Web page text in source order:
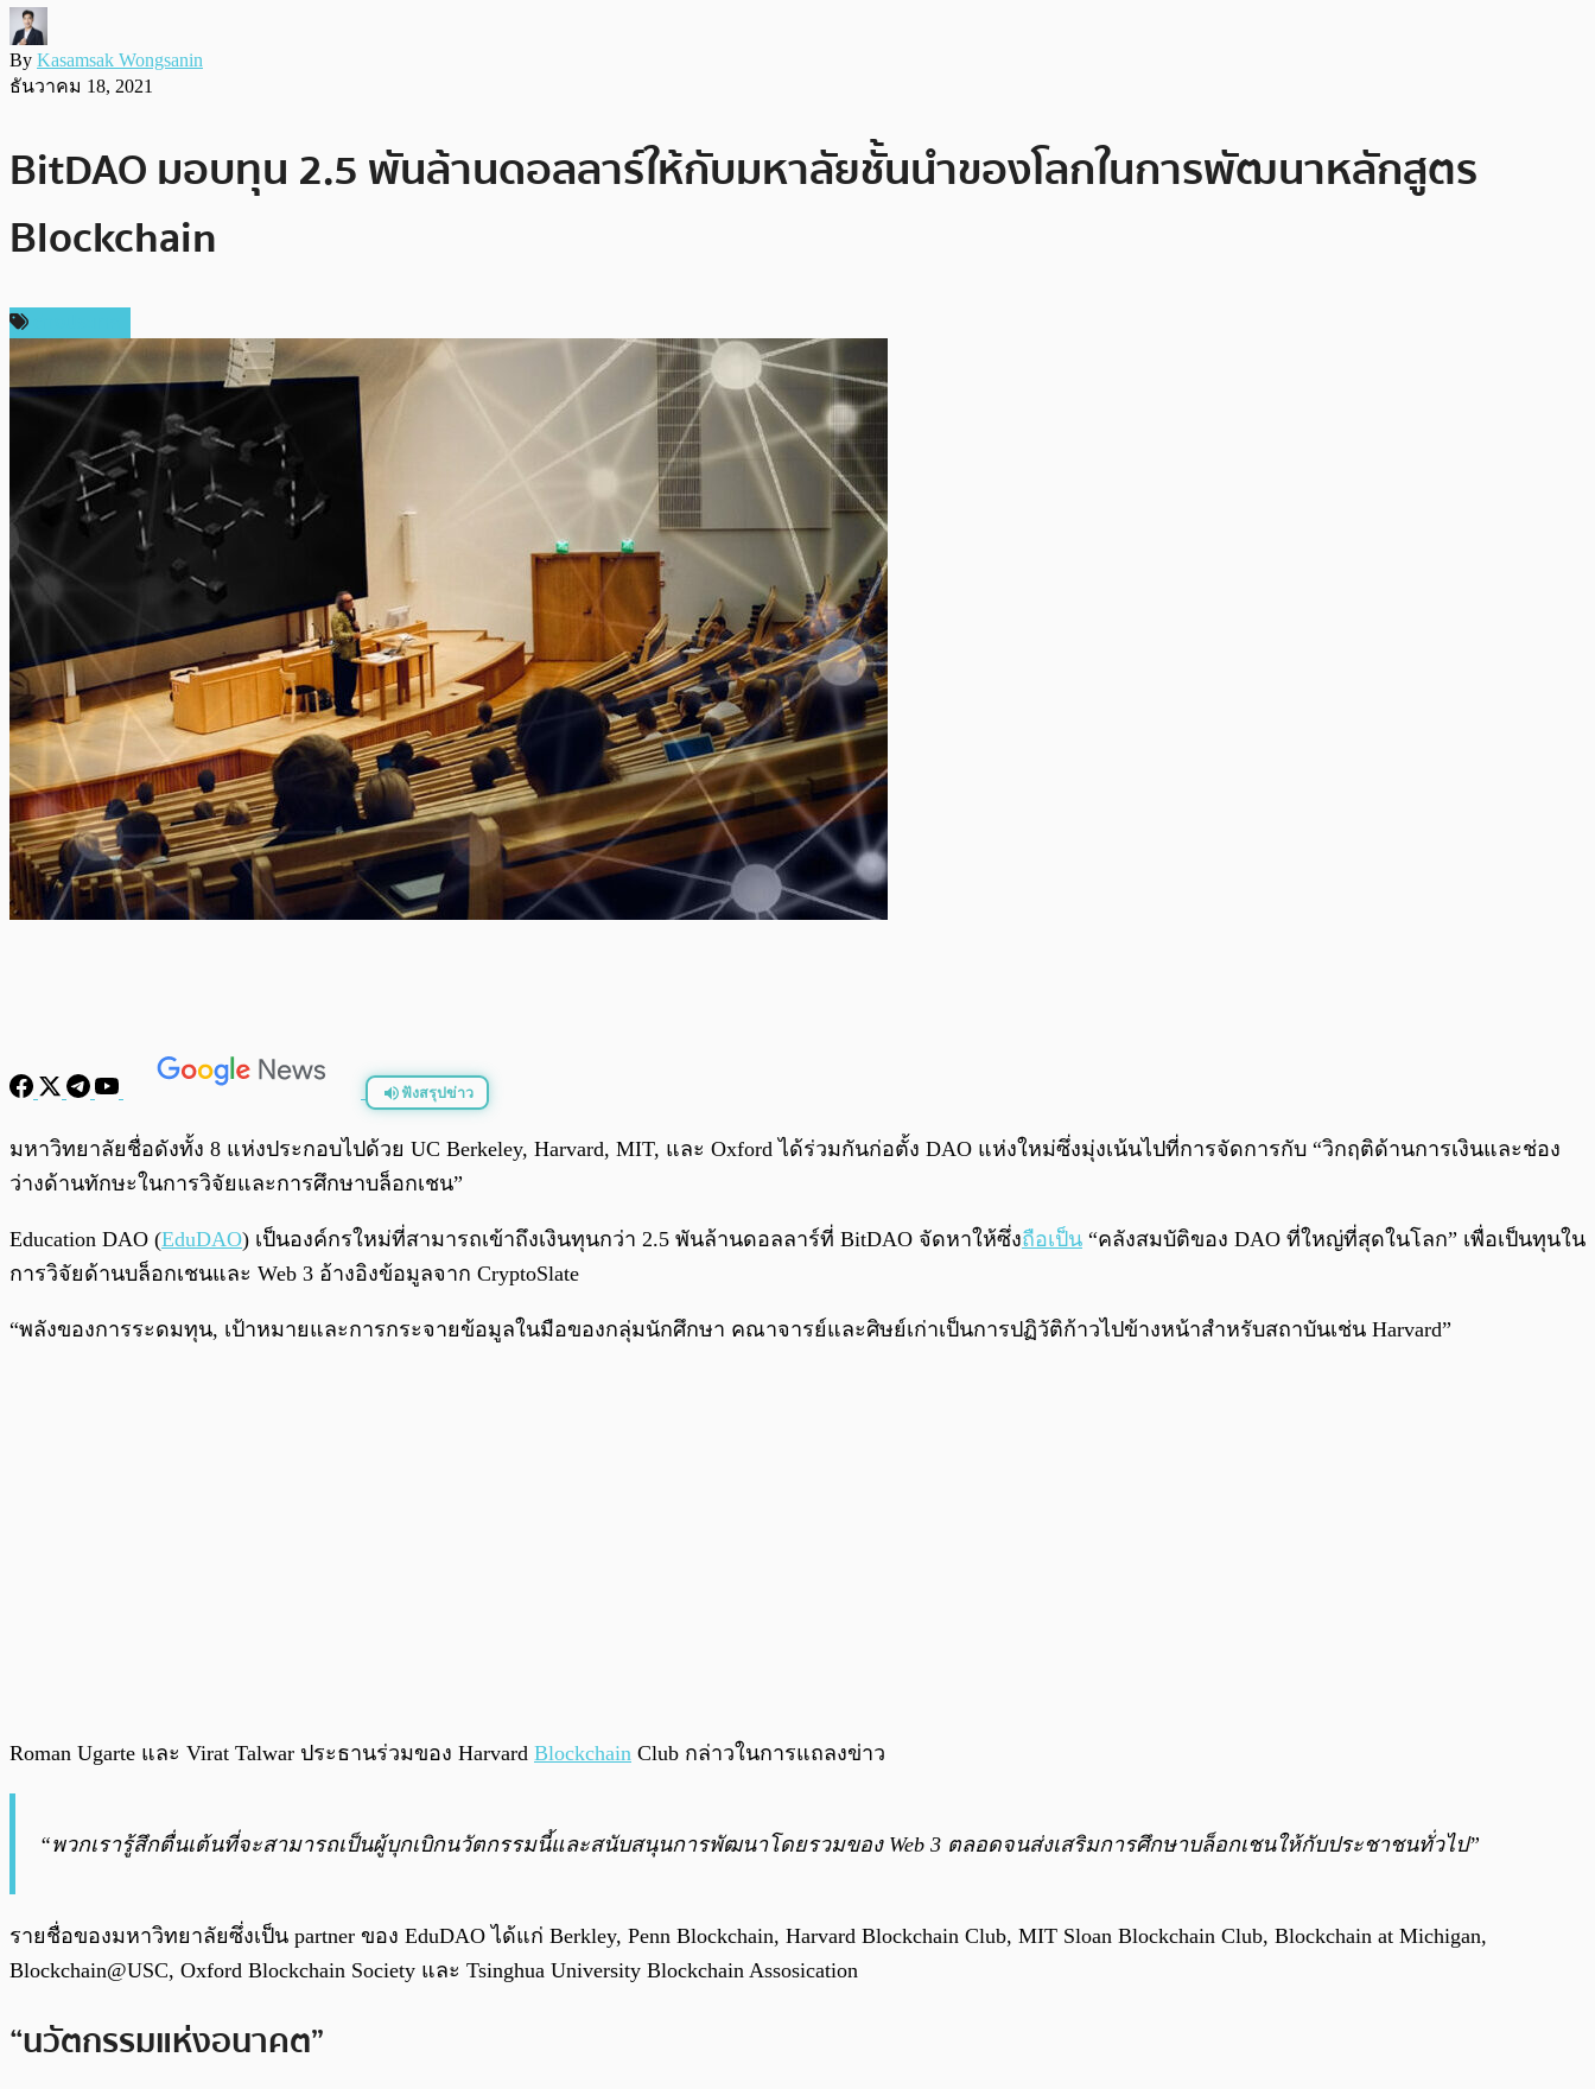
By Kasamsak Wongsanin
ธันวาคม 18, 2021
BitDAO มอบทุน 2.5 พันล้านดอลลาร์ให้กับมหาลัยชั้นนำของโลกในการพัฒนาหลักสูตร
Blockchain
ฟังสรุปข่าว
พร้อมเล่น /
มหาวิทยาลัยชื่อดังทั้ง 8 แห่งประกอบไปด้วย UC Berkeley, Harvard, MIT, และ Oxford ได้ร่วมกันก่อตั้ง DAO แห่งใหม่ซึ่งมุ่งเน้นไปที่การจัดการกับ “วิกฤติด้านการเงินและช่อง
ว่างด้านทักษะในการวิจัยและการศึกษาบล็อกเชน”
Education DAO (EduDAO) เป็นองค์กรใหม่ที่สามารถเข้าถึงเงินทุนกว่า 2.5 พันล้านดอลลาร์ที่ BitDAO จัดหาให้ซึ่งถือเป็น “คลังสมบัติของ DAO ที่ใหญ่ที่สุดในโลก” เพื่อเป็นทุนใน
การวิจัยด้านบล็อกเชนและ Web 3 อ้างอิงข้อมูลจาก CryptoSlate
“พลังของการระดมทุน, เป้าหมายและการกระจายข้อมูลในมือของกลุ่มนักศึกษา คณาจารย์และศิษย์เก่าเป็นการปฏิวัติก้าวไปข้างหน้าสำหรับสถาบันเช่น Harvard”
Roman Ugarte และ Virat Talwar ประธานร่วมของ Harvard Blockchain Club กล่าวในการแถลงข่าว
“พวกเรารู้สึกตื่นเต้นที่จะสามารถเป็นผู้บุกเบิกนวัตกรรมนี้และสนับสนุนการพัฒนาโดยรวมของ Web 3 ตลอดจนส่งเสริมการศึกษาบล็อกเชนให้กับประชาชนทั่วไป”
รายชื่อของมหาวิทยาลัยซึ่งเป็น partner ของ EduDAO ได้แก่ Berkley, Penn Blockchain, Harvard Blockchain Club, MIT Sloan Blockchain Club, Blockchain at Michigan,
Blockchain@USC, Oxford Blockchain Society และ Tsinghua University Blockchain Assosication
“นวัตกรรมแห่งอนาคต”